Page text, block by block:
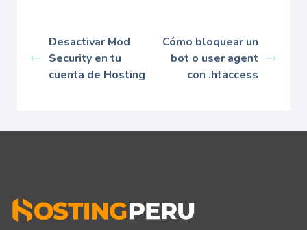
Desactivar Mod
Security en tu
cuenta de Hosting
Cómo bloquear un
bot o user agent
con .htaccess